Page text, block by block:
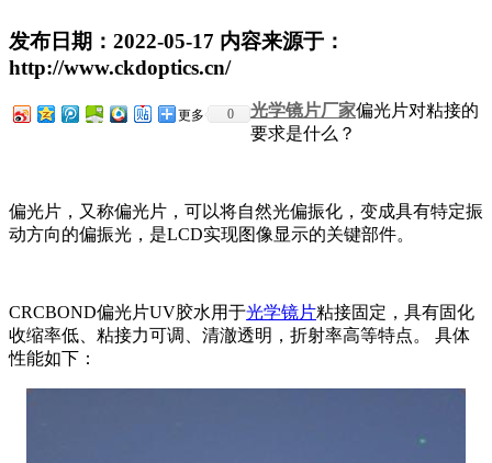
发布日期：2022-05-17 内容来源于：
http://www.ckdoptics.cn/
更多 0 光学镜片厂家偏光片对粘接的
要求是什么？
偏光片，又称偏光片，可以将自然光偏振化，变成具有特定振
动方向的偏振光，是LCD实现图像显示的关键部件。
CRCBOND偏光片UV胶水用于光学镜片粘接固定，具有固化
收缩率低、粘接力可调、清澈透明，折射率高等特点。 具体
性能如下：